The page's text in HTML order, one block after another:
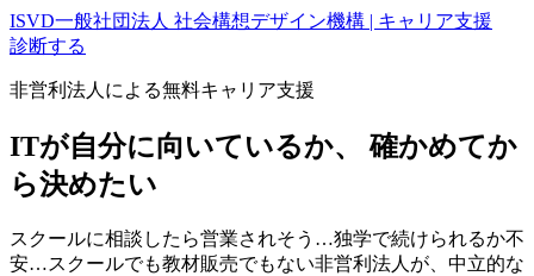
ISVD一般社団法人 社会構想デザイン機構 | キャリア支援
診断する
非営利法人による無料キャリア支援
ITが自分に向いているか、 確かめてか
ら決めたい
スクールに相談したら営業されそう…独学で続けられるか不
安…スクールでも教材販売でもない非営利法人が、中立的な